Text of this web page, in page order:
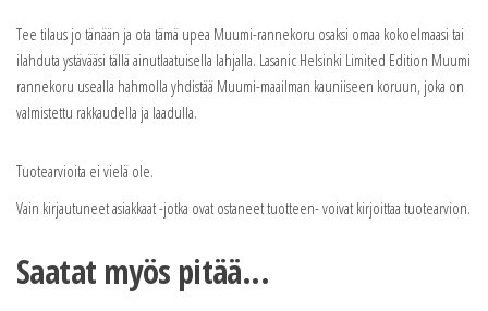
Tee tilaus jo tänään ja ota tämä upea Muumi-rannekoru osaksi omaa kokoelmaasi tai
ilahduta ystävääsi tällä ainutlaatuisella lahjalla. Lasanic Helsinki Limited Edition Muumi
rannekoru usealla hahmolla yhdistää Muumi-maailman kauniiseen koruun, joka on
valmistettu rakkaudella ja laadulla.
Tuotearvioita ei vielä ole.
Vain kirjautuneet asiakkaat -jotka ovat ostaneet tuotteen- voivat kirjoittaa tuotearvion.
Saatat myös pitää...